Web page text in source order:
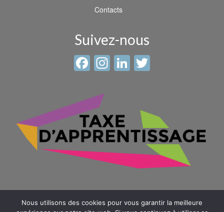
Contacts
Suivez-nous
Facebook
Instagram
LinkedIn
Nous utilisons des cookies pour vous garantir la meilleure